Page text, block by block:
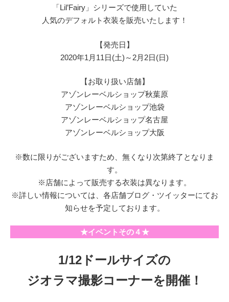
「Lil’Fairy」シリーズで使用していた
人気のデフォルト衣装を販売いたします！
【発売日】
2020年1月11日(土)～2月2日(日)
【お取り扱い店舗】
アゾンレーベルショップ秋葉原
アゾンレーベルショップ池袋
アゾンレーベルショップ名古屋
アゾンレーベルショップ大阪
※数に限りがございますため、無くなり次第終了となりま
す。
※店舗によって販売する衣装は異なります。
※詳しい情報については、各店舗ブログ・ツイッターにてお
知らせを予定しております。
★イベントその４★
1/12ドールサイズの
ジオラマ撮影コーナーを開催！